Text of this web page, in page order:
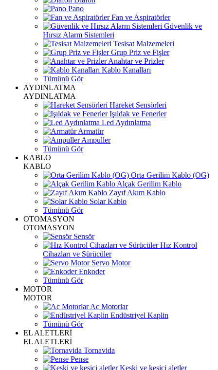
Pano
Fan ve Aspiratörler
Güvenlik ve
Hırsız Alarm Sistemleri
Tesisat Malzemeleri
Grup Priz ve Fişler
Anahtar ve Prizler
Kablo Kanalları
Tümünü Gör
AYDINLATMA
AYDINLATMA
Hareket Sensörleri
Işıldak ve Fenerler
Led Aydınlatma
Armatür
Ampuller
Tümünü Gör
KABLO
KABLO
Orta Gerilim Kablo (OG)
Alçak Gerilim Kablo
Zayıf Akım Kablo
Solar Kablo
Tümünü Gör
OTOMASYON
OTOMASYON
Sensör
Hız Kontrol
Cihazları ve Sürücüler
Servo Motor
Enkoder
Tümünü Gör
MOTOR
MOTOR
Ac Motorlar
Endüstriyel Kaplin
Tümünü Gör
EL ALETLERİ
EL ALETLERİ
Tornavida
Pense
Keski ve kesici aletler